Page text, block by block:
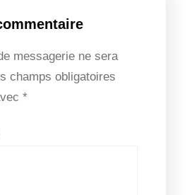
messagerie ne sera
champs obligatoires
*